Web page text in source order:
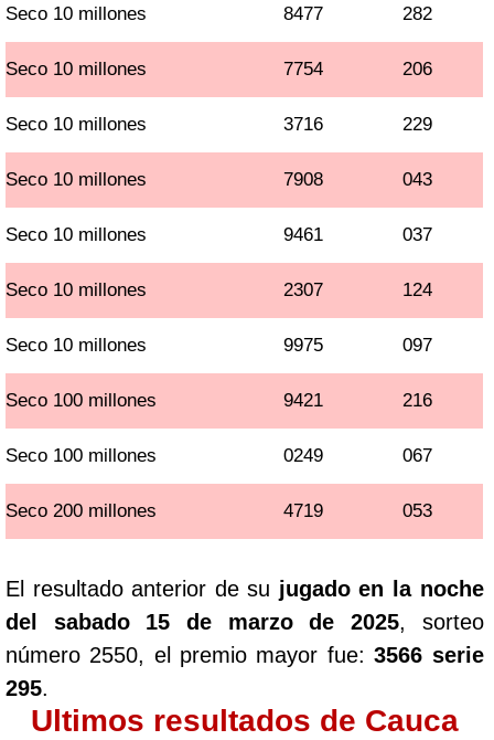
Seco 10 millones 8477 282
Seco 10 millones 7754 206
Seco 10 millones 3716 229
Seco 10 millones 7908 043
Seco 10 millones 9461 037
Seco 10 millones 2307 124
Seco 10 millones 9975 097
Seco 100 millones 9421 216
Seco 100 millones 0249 067
Seco 200 millones 4719 053
El resultado anterior de su jugado en la noche
del sabado 15 de marzo de 2025, sorteo
número 2550, el premio mayor fue:3566 serie
295.
Ultimos resultados de Cauca